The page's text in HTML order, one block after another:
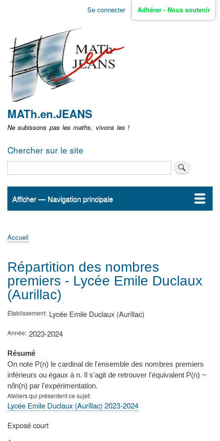
Aller
non
identifié
Se connecter Adhérer - Nous soutenir
MATh.en.JEANS
Ne subissons pas les maths, vivons les !
Chercher sur le site
Navigation
Afficher — Navigation principale
Accueil
ActualitésMATh.en.JEANS ?
Régions et Ateliers
Créer, gérer un atelier
Sujets/Publications
Congrès
d'Ariane
Accueil
Répartition des nombres
premiers - Lycée Emile Duclaux
(Aurillac)
Établissement Lycée Emile Duclaux (Aurillac)
Année 2023-2024
Résumé
On note P(n) le cardinal de l'ensemble des nombres premiers
inférieurs ou égaux à n. Il s'agit de retrouver l'équivalent P(n) ~
n/ln(n) par l'expérimentation.
Ateliers qui présentent ce sujet
Lycée Emile Duclaux (Aurillac) 2023-2024
Type
Exposé court